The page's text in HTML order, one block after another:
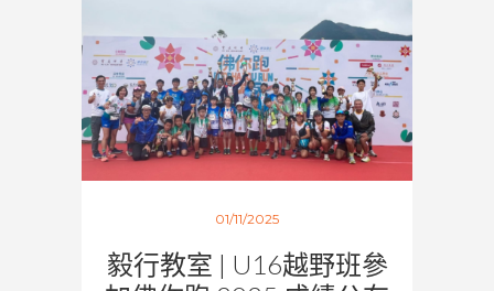
01/11/2025
毅行教室 | U16越野班參